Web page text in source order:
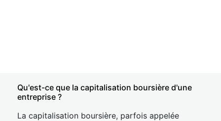
Qu'est-ce que la capitalisation boursière d'une
entreprise ?
La capitalisation boursière, parfois appelée